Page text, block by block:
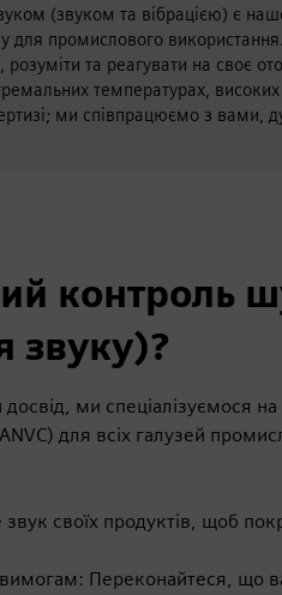
(звуком та вібрацією) є
для промислового
розуміти та реагувати на своє
температурах,
ми співпрацюємо з вами,
контроль
звуку)?
ми спеціалізуємося на
для всіх галузей
своїх продуктів, щоб
вимогам: Переконайтеся, що